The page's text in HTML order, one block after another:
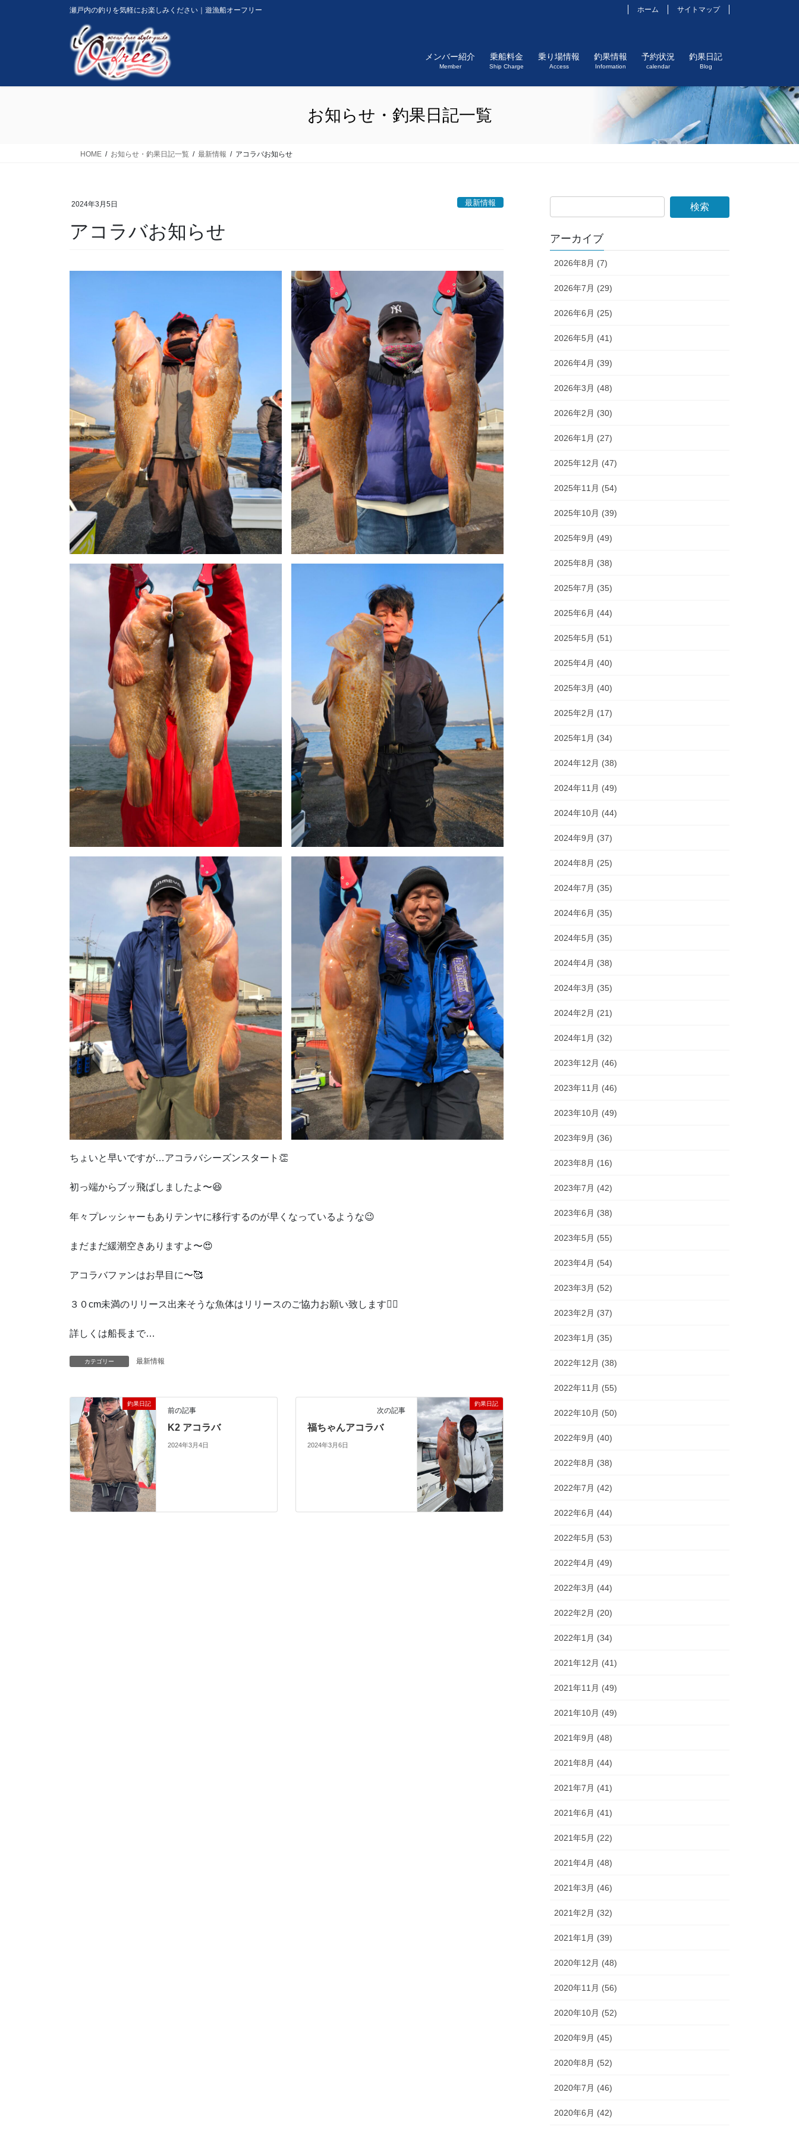
瀬戸内の釣りを気軽にお楽しみください｜遊漁船オーフリー ホーム サイトマップ
メンバー紹介
Member
乗船料金
Ship Charge
乗り場情報
Access
釣果情報
Information
予約状況
calendar
釣果日記
Blog
お知らせ・釣果日記一覧
HOME お知らせ・釣果日記一覧 最新情報 アコラバお知らせ
2024年3月5日 最新情報
アコラバお知らせ
ちょいと早いですが…アコラバシーズンスタート👏
初っ端からブッ飛ばしましたよ〜😆
年々プレッシャーもありテンヤに移行するのが早くなっているような😉
まだまだ緩潮空きありますよ〜😍
アコラバファンはお早目に〜🥰
３０cm未満のリリース出来そうな魚体はリリースのご協力お願い致します🙇‍♀️
詳しくは船長まで…
カテゴリー 最新情報
釣果日記
前の記事
K2 アコラバ
2024年3月4日
釣果日記
次の記事
福ちゃんアコラバ
2024年3月6日
アーカイブ
2026年8月 (7)
2026年7月 (29)
2026年6月 (25)
2026年5月 (41)
2026年4月 (39)
2026年3月 (48)
2026年2月 (30)
2026年1月 (27)
2025年12月 (47)
2025年11月 (54)
2025年10月 (39)
2025年9月 (49)
2025年8月 (38)
2025年7月 (35)
2025年6月 (44)
2025年5月 (51)
2025年4月 (40)
2025年3月 (40)
2025年2月 (17)
2025年1月 (34)
2024年12月 (38)
2024年11月 (49)
2024年10月 (44)
2024年9月 (37)
2024年8月 (25)
2024年7月 (35)
2024年6月 (35)
2024年5月 (35)
2024年4月 (38)
2024年3月 (35)
2024年2月 (21)
2024年1月 (32)
2023年12月 (46)
2023年11月 (46)
2023年10月 (49)
2023年9月 (36)
2023年8月 (16)
2023年7月 (42)
2023年6月 (38)
2023年5月 (55)
2023年4月 (54)
2023年3月 (52)
2023年2月 (37)
2023年1月 (35)
2022年12月 (38)
2022年11月 (55)
2022年10月 (50)
2022年9月 (40)
2022年8月 (38)
2022年7月 (42)
2022年6月 (44)
2022年5月 (53)
2022年4月 (49)
2022年3月 (44)
2022年2月 (20)
2022年1月 (34)
2021年12月 (41)
2021年11月 (49)
2021年10月 (49)
2021年9月 (48)
2021年8月 (44)
2021年7月 (41)
2021年6月 (41)
2021年5月 (22)
2021年4月 (48)
2021年3月 (46)
2021年2月 (32)
2021年1月 (39)
2020年12月 (48)
2020年11月 (56)
2020年10月 (52)
2020年9月 (45)
2020年8月 (52)
2020年7月 (46)
2020年6月 (42)